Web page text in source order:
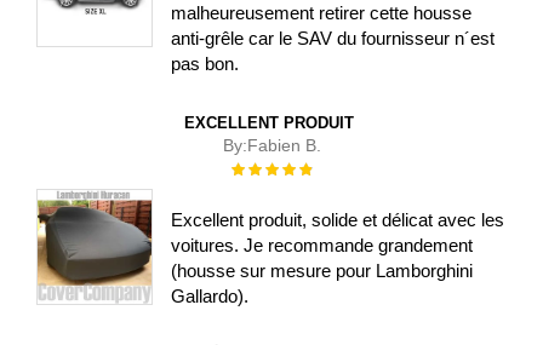
malheureusement retirer cette housse
anti-grêle car le SAV du fournisseur n´est
pas bon.
EXCELLENT PRODUIT
By:Fabien B.
Évaluation :
Excellent produit, solide et délicat avec les
voitures. Je recommande grandement
(housse sur mesure pour Lamborghini
Gallardo).